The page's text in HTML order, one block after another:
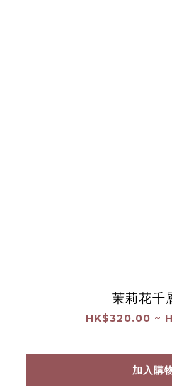
茉莉花千
HK$320.00 ~
加入購